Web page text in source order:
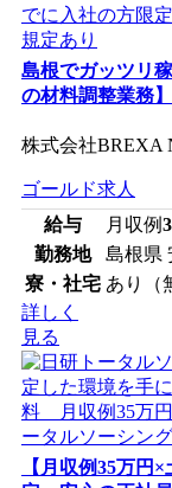
島根でガッツリ
の材料調整業務
株式会社BREXA
ゴールド求人
給与
月収例
勤務地
島根県
寮・社宅 あり（
詳しく
見る
【月収例35万円